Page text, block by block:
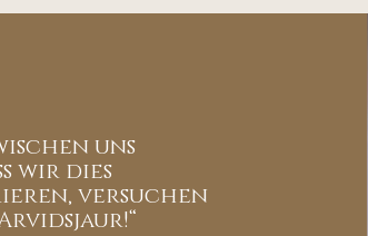
uns
wir dies
versuchen